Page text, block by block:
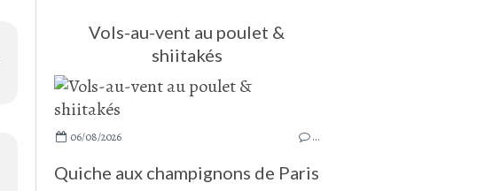
Vols-au-vent au poulet &
shiitakés
06/08/2026 …
Quiche aux champignons de Paris